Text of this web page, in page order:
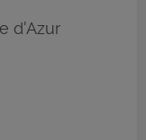
d'Azur